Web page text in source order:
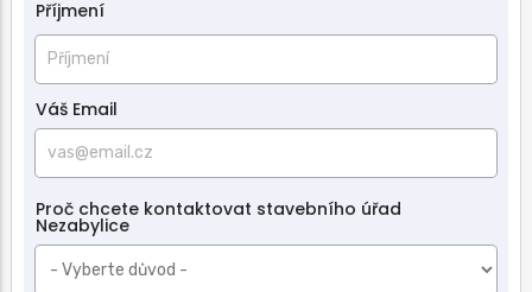
Příjmení
Váš Email
Proč chcete kontaktovat stavebního úřad
Nezabylice